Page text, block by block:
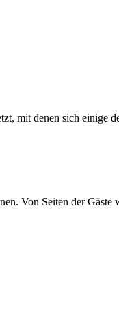
mit denen sich einige
Von Seiten der